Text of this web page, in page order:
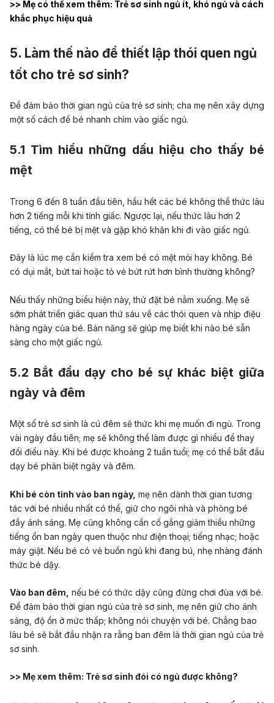
>> Mẹ có thể xem thêm: Trẻ sơ sinh ngủ ít, khó ngủ và cách
khắc phục hiệu quả
5. Làm thế nào để thiết lập thói quen ngủ
tốt cho trẻ sơ sinh?
Để đảm bảo thời gian ngủ của trẻ sơ sinh; cha mẹ nên xây dựng
một số cách để bé nhanh chìm vào giấc ngủ.
5.1 Tìm hiểu những dấu hiệu cho thấy bé
mệt
Trong 6 đến 8 tuần đầu tiên, hầu hết các bé không thể thức lâu
hơn 2 tiếng mỗi khi tỉnh giấc. Ngược lại, nếu thức lâu hơn 2
tiếng, có thể bé bị mệt và gặp khó khăn khi đi vào giấc ngủ.
Đây là lúc mẹ cần kiểm tra xem bé có mệt mỏi hay không. Bé
có dụi mắt, bứt tai hoặc tỏ vẻ bứt rứt hơn bình thường không?
Nếu thấy những biểu hiện này, thử đặt bé nằm xuống. Mẹ sẽ
sớm phát triển giác quan thứ sáu về các thói quen và nhịp điệu
hàng ngày của bé. Bản năng sẽ giúp mẹ biết khi nào bé sẵn
sàng cho một giấc ngủ.
5.2 Bắt đầu dạy cho bé sự khác biệt giữa
ngày và đêm
Một số trẻ sơ sinh là cú đêm sẽ thức khi mẹ muốn đi ngủ. Trong
vài ngày đầu tiên; mẹ sẽ không thể làm được gì nhiều để thay
đổi điều này. Khi bé được khoảng 2 tuần tuổi; mẹ có thể bắt đầu
dạy bé phân biệt ngày và đêm.
Khi bé còn tỉnh vào ban ngày, mẹ nên dành thời gian tương
tác với bé nhiều nhất có thể, giữ cho ngôi nhà và phòng bé
đầy ánh sáng. Mẹ cũng không cần cố gắng giảm thiểu những
tiếng ồn ban ngày quen thuộc như điện thoại; tiếng nhạc; hoặc
máy giặt. Nếu bé có vẻ buồn ngủ khi đang bú, nhẹ nhàng đánh
thức bé dậy.
Vào ban đêm, nếu bé có thức dậy cũng đừng chơi đùa với bé.
Để đảm bảo thời gian ngủ của trẻ sơ sinh, mẹ nên giữ cho ánh
sáng, độ ồn ở mức thấp; không nói chuyện với bé. Chẳng bao
lâu bé sẽ bắt đầu nhận ra rằng ban đêm là thời gian ngủ của trẻ
sơ sinh.
>> Mẹ xem thêm: Trẻ sơ sinh đói có ngủ được không?